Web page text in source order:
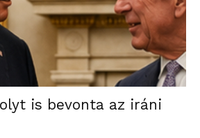
is bevonta az iráni